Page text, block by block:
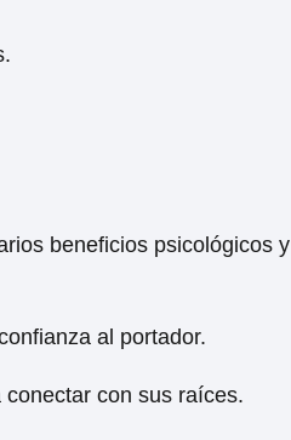
beneficios psicológicos y
al portador.
con sus raíces.